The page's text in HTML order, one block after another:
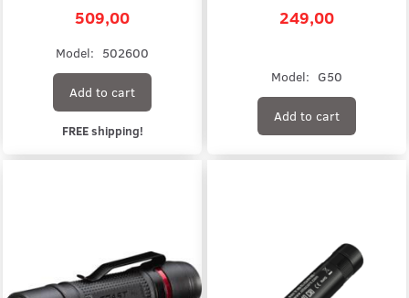
509,00
Model: 502600
Add to cart
FREE shipping!
249,00
Model: G50
Add to cart